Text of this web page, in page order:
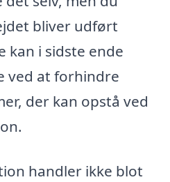
bliver udført
kan i sidste ende
ved at forhindre
der kan opstå ved
handler ikke blot